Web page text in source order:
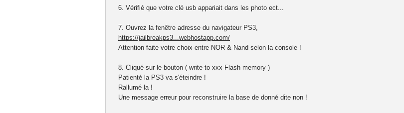
6. Vérifié que votre clé usb appariait dans les photo ect...
7. Ouvrez la fenêtre adresse du navigateur PS3,
https://jailbreakps3...webhostapp.com/
Attention faite votre choix entre NOR & Nand selon la console !
8. Cliqué sur le bouton ( write to xxx Flash memory )
Patienté la PS3 va s'éteindre !
Rallumé la !
Une message erreur pour reconstruire la base de donné dite non !